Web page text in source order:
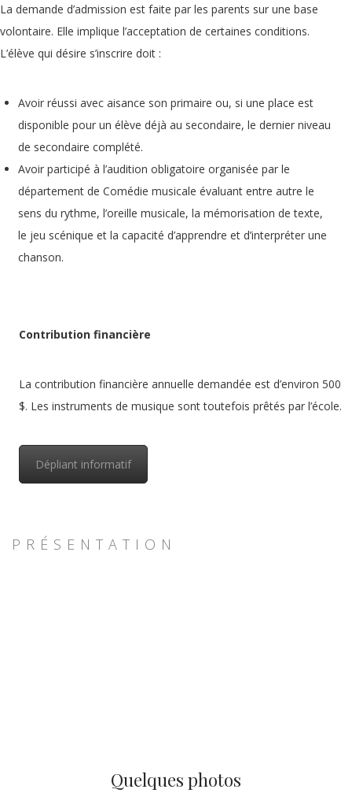
La demande d’admission est faite par les parents sur une base
volontaire. Elle implique l’acceptation de certaines conditions.
L’élève qui désire s’inscrire doit :
Avoir réussi avec aisance son primaire ou, si une place est
disponible pour un élève déjà au secondaire, le dernier niveau
de secondaire complété.
Avoir participé à l’audition obligatoire organisée par le
département de Comédie musicale évaluant entre autre le
sens du rythme, l’oreille musicale, la mémorisation de texte,
le jeu scénique et la capacité d’apprendre et d’interpréter une
chanson.
Contribution financière
La contribution financière annuelle demandée est d’environ 500
$. Les instruments de musique sont toutefois prêtés par l’école.
Dépliant informatif
PRÉSENTATION
Quelques photos